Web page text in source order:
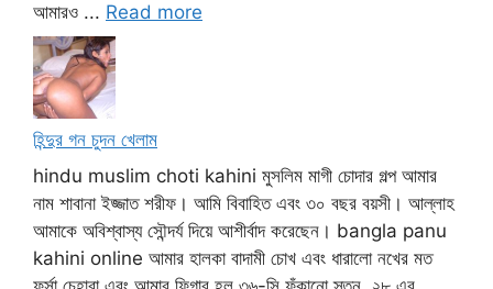
আমারও ... Read more
হিন্দুর গন চুদন খেলাম
hindu muslim choti kahini মুসলিম মাগী চোদার গল্প আমার
নাম শাবানা ইজ্জাত শরীফ। আমি বিবাহিত এবং ৩০ বছর বয়সী। আল্লাহ
আমাকে অবিশ্বাস্য সৌন্দর্য দিয়ে আশীর্বাদ করেছেন। bangla panu
kahini online আমার হালকা বাদামী চোখ এবং ধারালো নখের মত